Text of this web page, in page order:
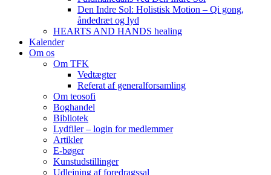
Den Indre Sol: Holistisk Motion – Qi gong,
åndedræt og lyd
HEARTS AND HANDS healing
Kalender
Om os
Om TFK
Vedtægter
Referat af generalforsamling
Om teosofi
Boghandel
Bibliotek
Lydfiler – login for medlemmer
Artikler
E-bøger
Kunstudstillinger
Udlejning af foredragssal